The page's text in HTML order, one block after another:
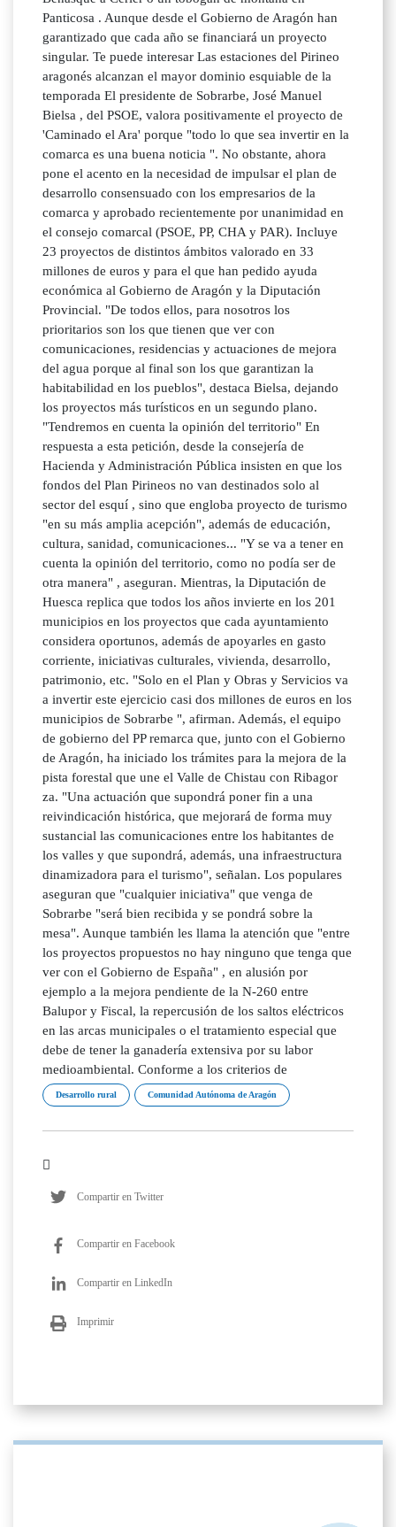
Panticosa . Aunque desde el Gobierno de Aragón han
garantizado que cada año se financiará un proyecto
singular. Te puede interesar Las estaciones del Pirineo
aragonés alcanzan el mayor dominio esquiable de la
temporada El presidente de Sobrarbe, José Manuel
Bielsa , del PSOE, valora positivamente el proyecto de
'Caminado el Ara' porque "todo lo que sea invertir en la
comarca es una buena noticia ". No obstante, ahora
pone el acento en la necesidad de impulsar el plan de
desarrollo consensuado con los empresarios de la
comarca y aprobado recientemente por unanimidad en
el consejo comarcal (PSOE, PP, CHA y PAR). Incluye
23 proyectos de distintos ámbitos valorado en 33
millones de euros y para el que han pedido ayuda
económica al Gobierno de Aragón y la Diputación
Provincial. "De todos ellos, para nosotros los
prioritarios son los que tienen que ver con
comunicaciones, residencias y actuaciones de mejora
del agua porque al final son los que garantizan la
habitabilidad en los pueblos", destaca Bielsa, dejando
los proyectos más turísticos en un segundo plano.
"Tendremos en cuenta la opinión del territorio" En
respuesta a esta petición, desde la consejería de
Hacienda y Administración Pública insisten en que los
fondos del Plan Pirineos no van destinados solo al
sector del esquí , sino que engloba proyecto de turismo
"en su más amplia acepción", además de educación,
cultura, sanidad, comunicaciones... "Y se va a tener en
cuenta la opinión del territorio, como no podía ser de
otra manera" , aseguran. Mientras, la Diputación de
Huesca replica que todos los años invierte en los 201
municipios en los proyectos que cada ayuntamiento
considera oportunos, además de apoyarles en gasto
corriente, iniciativas culturales, vivienda, desarrollo,
patrimonio, etc. "Solo en el Plan y Obras y Servicios va
a invertir este ejercicio casi dos millones de euros en los
municipios de Sobrarbe ", afirman. Además, el equipo
de gobierno del PP remarca que, junto con el Gobierno
de Aragón, ha iniciado los trámites para la mejora de la
pista forestal que une el Valle de Chistau con Ribagor
za. "Una actuación que supondrá poner fin a una
reivindicación histórica, que mejorará de forma muy
sustancial las comunicaciones entre los habitantes de
los valles y que supondrá, además, una infraestructura
dinamizadora para el turismo", señalan. Los populares
aseguran que "cualquier iniciativa" que venga de
Sobrarbe "será bien recibida y se pondrá sobre la
mesa". Aunque también les llama la atención que "entre
los proyectos propuestos no hay ninguno que tenga que
ver con el Gobierno de España" , en alusión por
ejemplo a la mejora pendiente de la N-260 entre
Balupor y Fiscal, la repercusión de los saltos eléctricos
en las arcas municipales o el tratamiento especial que
debe de tener la ganadería extensiva por su labor
medioambiental. Conforme a los criterios de
Desarrollo rural Comunidad Autónoma de Aragón
Compartir en Twitter
Compartir en Facebook
Compartir en LinkedIn
Imprimir